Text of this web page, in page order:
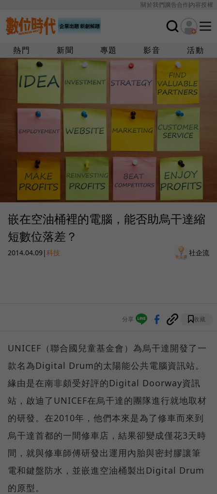
關於我們廣告合作內容授權
熱門 新聞 專題 影音 活動
嵌在空油桶裡的電腦，能否助烏干達縮
短數位落差？
2014.04.09|科技 社企流
分享 收藏
UNICEF（聯合國兒童基金會）為烏干達開發了一
款名為Digital Drum的太陽能公共電腦資訊站。
緣由是在南非頗受好評的Digital Doorway資訊
站，啟迪了UNICEF在烏干達的團隊進行就地取材
的研發。在2010年，他們本來是為了修車而來到
烏干達首都的一間修車店，結果卻變成僅花3天時
間，就與修車師傅研發出運用內胎與密封膠讓筆
電和鍵盤防水，並嵌進空油桶製出Digital Drum
的原型。